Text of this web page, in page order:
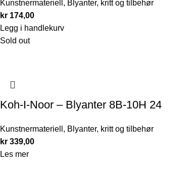
Kunstnermateriell , Blyanter, kritt og tilbehør
kr 174,00
Legg i handlekurv
Sold out
Koh-I-Noor – Blyanter 8B-10H 24
Kunstnermateriell , Blyanter, kritt og tilbehør
kr 339,00
Les mer